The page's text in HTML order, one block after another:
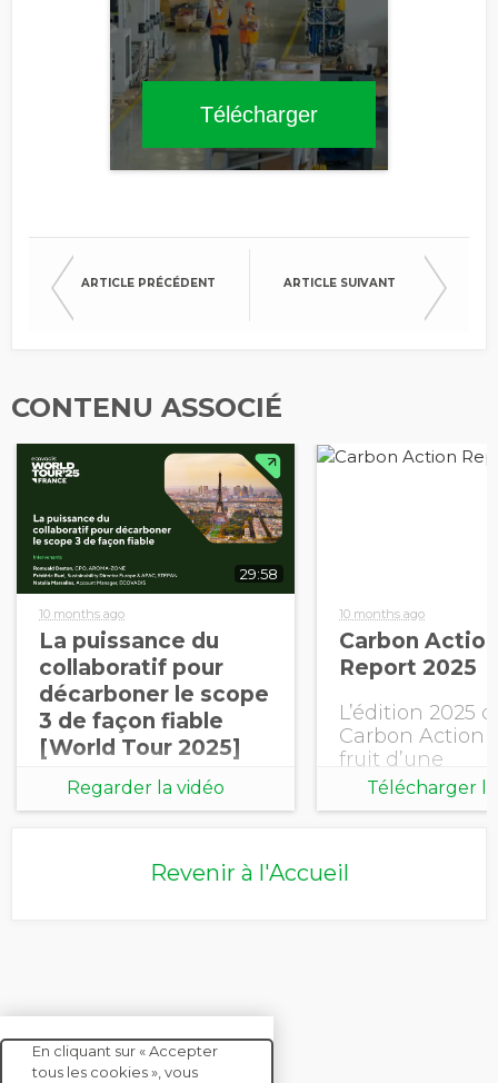
Télécharger
ARTICLE PRÉCÉDENT ARTICLE SUIVANT
CONTENU ASSOCIÉ
29:58
10 months ago
La puissance du
collaboratif pour
décarboner le scope
3 de façon fiable
[World Tour 2025]
Regarder la vidéo
10 months ago
Carbon Action
Report 2025
L’édition 2025
Carbon Action
fruit d’une
collaboration
EcoVadis et le
clairement le
Télécharger le
Revenir à l'Accueil
En cliquant sur « Accepter
tous les cookies », vous